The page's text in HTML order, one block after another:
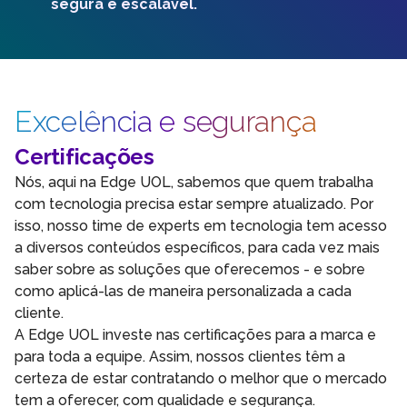
segura e escalável.
Excelência e segurança
Certificações
Nós, aqui na Edge UOL, sabemos que quem trabalha
com tecnologia precisa estar sempre atualizado. Por
isso, nosso time de experts em tecnologia tem acesso
a diversos conteúdos específicos, para cada vez mais
saber sobre as soluções que oferecemos - e sobre
como aplicá-las de maneira personalizada a cada
cliente.
A Edge UOL investe nas certificações para a marca e
para toda a equipe. Assim, nossos clientes têm a
certeza de estar contratando o melhor que o mercado
tem a oferecer, com qualidade e segurança.